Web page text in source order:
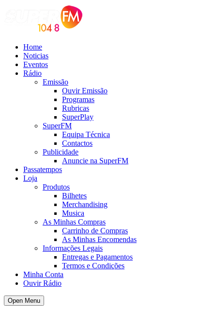
Home
Noticias
Eventos
Rádio
Emissão
Ouvir Emissão
Programas
Rubricas
SuperPlay
SuperFM
Equipa Técnica
Contactos
Publicidade
Anuncie na SuperFM
Passatempos
Loja
Produtos
Bilhetes
Merchandising
Musica
As Minhas Compras
Carrinho de Compras
As Minhas Encomendas
Informações Legais
Entregas e Pagamentos
Termos e Condições
Minha Conta
Ouvir Rádio
Open Menu